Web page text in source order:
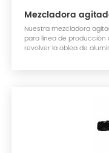
Mezcladora
Nuestra mezcladora
para línea de producción
revolver la oblea de